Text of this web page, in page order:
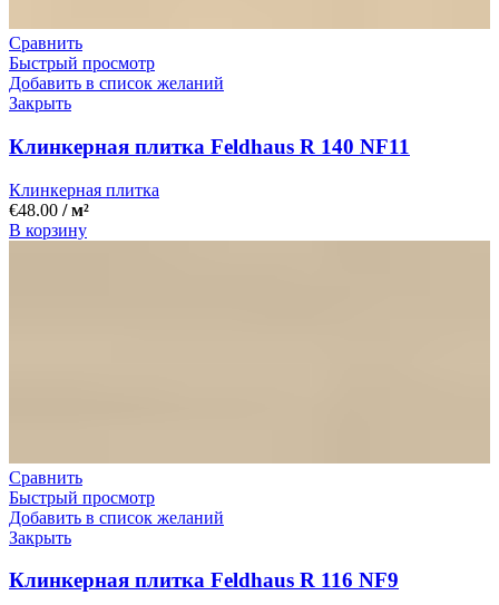
Сравнить
Быстрый просмотр
Добавить в список желаний
Закрыть
Клинкерная плитка Feldhaus R 140 NF11
Клинкерная плитка
€48.00 / м²
В корзину
Сравнить
Быстрый просмотр
Добавить в список желаний
Закрыть
Клинкерная плитка Feldhaus R 116 NF9